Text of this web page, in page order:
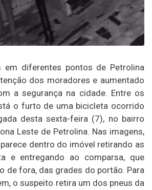
em diferentes pontos de Petrolina
dos moradores e aumentado
a segurança na cidade. Entre os
o furto de uma bicicleta ocorrido
desta sexta-feira (7), no bairro
Leste de Petrolina. Nas imagens,
dentro do imóvel retirando as
e entregando ao comparsa, que
de fora, das grades do portão. Para
o suspeito retira um dos pneus da